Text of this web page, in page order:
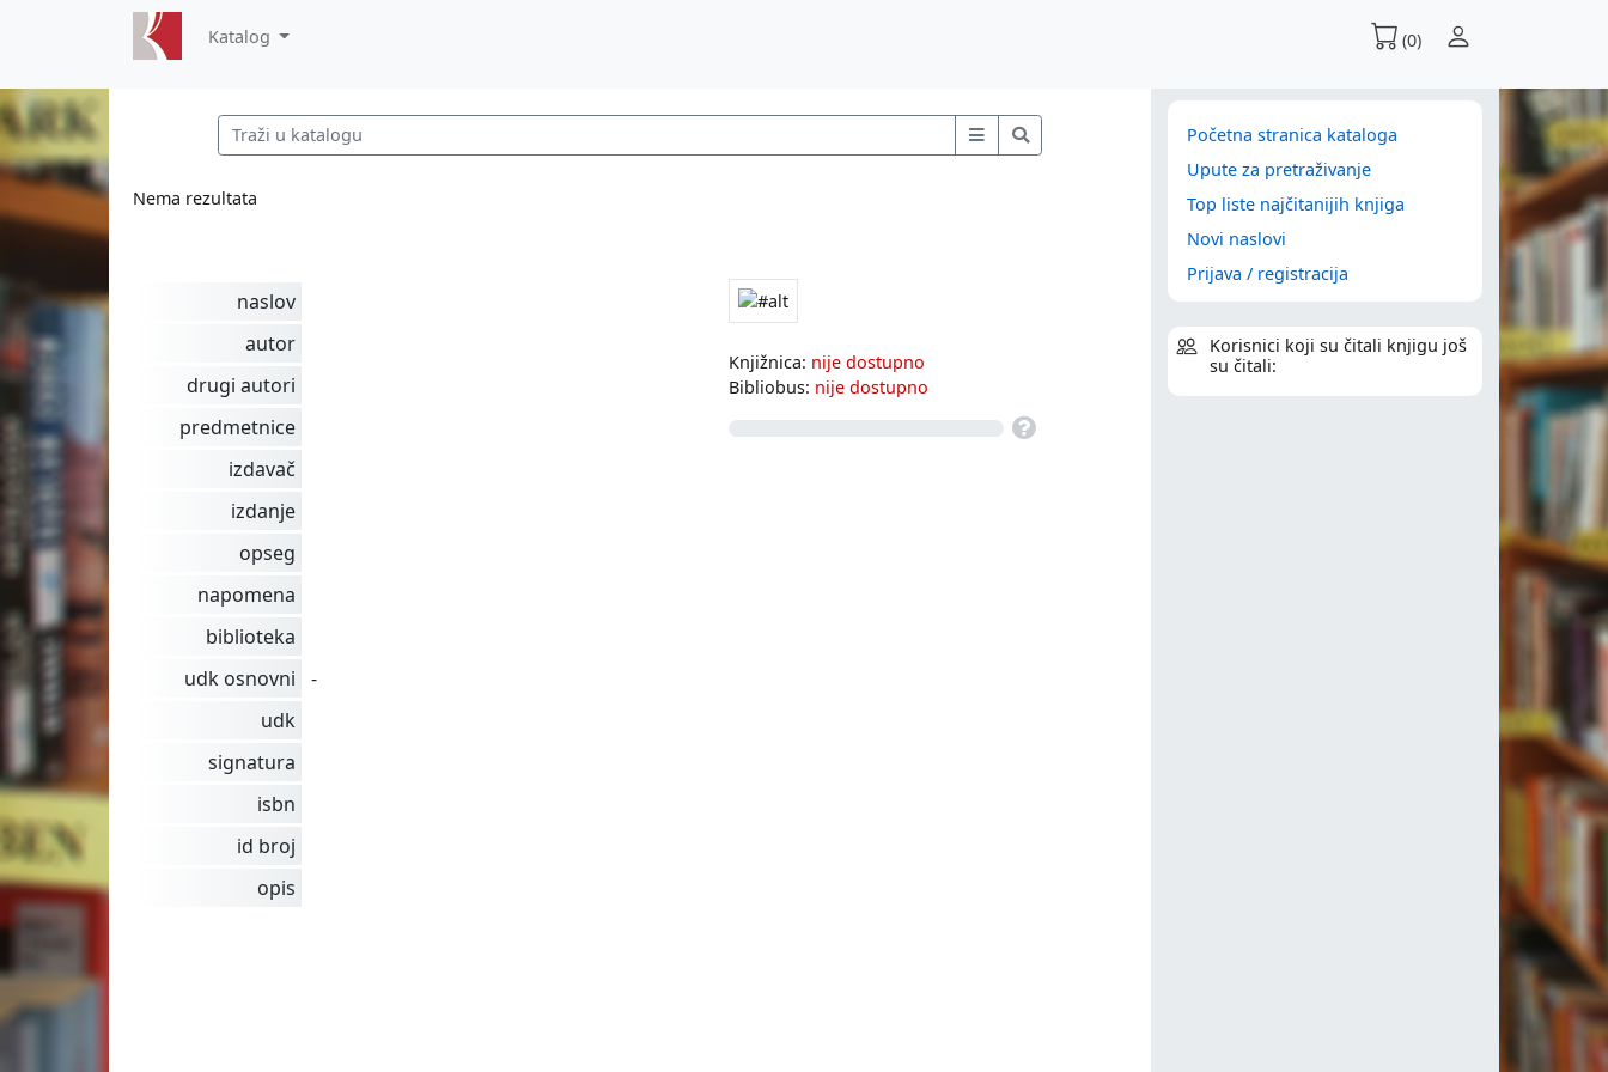
Katalog (0)
Nema rezultata
naslov
autor
drugi autori
predmetnice
izdavač
izdanje
opseg
napomena
biblioteka
udk osnovni
-
udk
signatura
isbn
id broj
opis
Knjižnica: nije dostupno
Bibliobus: nije dostupno
Početna stranica kataloga
Upute za pretraživanje
Top liste najčitanijih knjiga
Novi naslovi
Prijava / registracija
Korisnici koji su čitali knjigu još
su čitali: